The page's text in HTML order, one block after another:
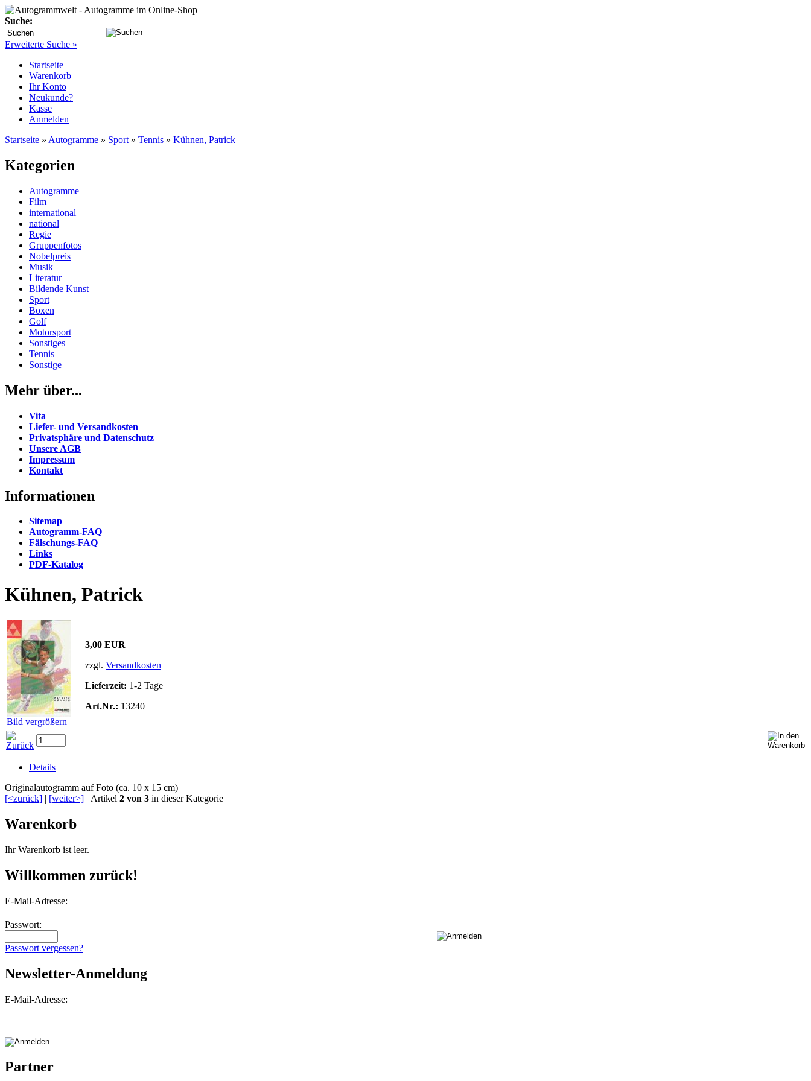
Suche:
Erweiterte Suche »
Startseite
Warenkorb
Ihr Konto
Neukunde?
Kasse
Anmelden
Startseite » Autogramme » Sport » Tennis » Kühnen, Patrick
Kategorien
Autogramme
Film
international
national
Regie
Gruppenfotos
Nobelpreis
Musik
Literatur
Bildende Kunst
Sport
Boxen
Golf
Motorsport
Sonstiges
Tennis
Sonstige
Mehr über...
Vita
Liefer- und Versandkosten
Privatsphäre und Datenschutz
Unsere AGB
Impressum
Kontakt
Informationen
Sitemap
Autogramm-FAQ
Fälschungs-FAQ
Links
PDF-Katalog
Kühnen, Patrick
Bild vergrößern
3,00 EUR
zzgl. Versandkosten
Lieferzeit: 1-2 Tage
Art.Nr.: 13240
Details
Originalautogramm auf Foto (ca. 10 x 15 cm)
[<zurück] | [weiter>] | Artikel 2 von 3 in dieser Kategorie
Warenkorb
Ihr Warenkorb ist leer.
Willkommen zurück!
E-Mail-Adresse:
Passwort:
Passwort vergessen?
Newsletter-Anmeldung
E-Mail-Adresse:
Partner